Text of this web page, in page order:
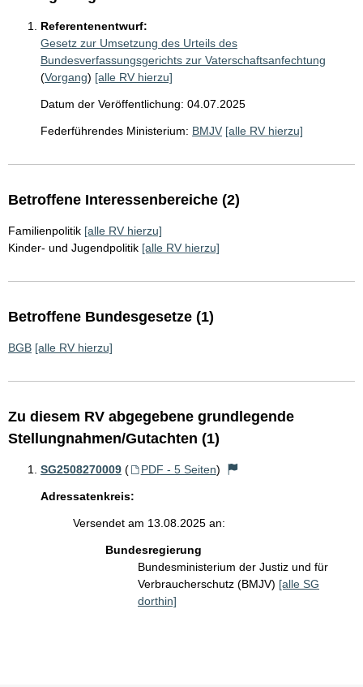
Referentenentwurf:
Gesetz zur Umsetzung des Urteils des
Bundesverfassungsgerichts zur Vaterschaftsanfechtung
(Vorgang) [alle RV hierzu]
Datum der Veröffentlichung: 04.07.2025
Federführendes Ministerium: BMJV [alle RV hierzu]
Betroffene Interessenbereiche (2)
Familienpolitik [alle RV hierzu]
Kinder- und Jugendpolitik [alle RV hierzu]
Betroffene Bundesgesetze (1)
BGB [alle RV hierzu]
Zu diesem RV abgegebene grundlegende
Stellungnahmen/Gutachten (1)
SG2508270009 ( PDF - 5 Seiten)
Adressatenkreis:
Versendet am 13.08.2025 an:
Bundesregierung
Bundesministerium der Justiz und für
Verbraucherschutz (BMJV) [alle SG
dorthin]